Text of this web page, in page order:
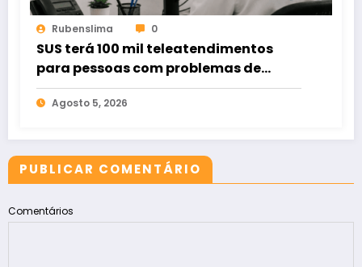
Rubenslima 0
SUS terá 100 mil teleatendimentos
para pessoas com problemas de
apostas em bets
Agosto 5, 2026
PUBLICAR COMENTÁRIO
Comentários